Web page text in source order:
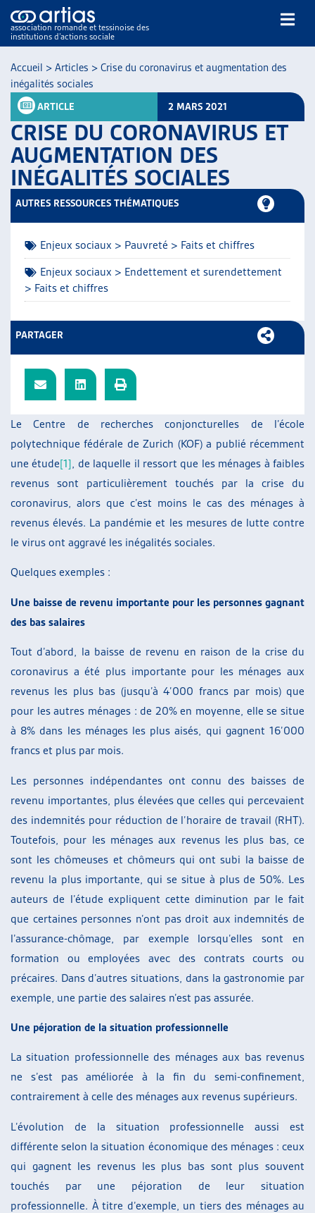
association romande et tessinoise des
institutions d’actions sociale
NOS PUBLICATIONS
ARTICLES
RESSOURCES
THÉMATIQUES
GUIDE SOCIAL ROMAND
ARTIAS
JOURNÉES D’AUTOMNE
Accueil > Articles > Crise du coronavirus et augmentation des
inégalités sociales
ARTICLE 2 MARS 2021
CRISE DU CORONAVIRUS ET
AUGMENTATION DES
INÉGALITÉS SOCIALES
Le Centre de recherches conjoncturelles de l’école
polytechnique fédérale de Zurich (KOF) a publié récemment
une étude[1], de laquelle il ressort que les ménages à faibles
revenus sont particulièrement touchés par la crise du
coronavirus, alors que c’est moins le cas des ménages à
revenus élevés. La pandémie et les mesures de lutte contre
le virus ont aggravé les inégalités sociales.
Quelques exemples :
Une baisse de revenu importante pour les personnes gagnant
des bas salaires
Tout d’abord, la baisse de revenu en raison de la crise du
coronavirus a été plus importante pour les ménages aux
revenus les plus bas (jusqu’à 4’000 francs par mois) que
pour les autres ménages : de 20% en moyenne, elle se situe
à 8% dans les ménages les plus aisés, qui gagnent 16’000
francs et plus par mois.
Les personnes indépendantes ont connu des baisses de
revenu importantes, plus élevées que celles qui percevaient
des indemnités pour réduction de l’horaire de travail (RHT).
Toutefois, pour les ménages aux revenus les plus bas, ce
sont les chômeuses et chômeurs qui ont subi la baisse de
revenu la plus importante, qui se situe à plus de 50%. Les
auteurs de l’étude expliquent cette diminution par le fait
que certaines personnes n’ont pas droit aux indemnités de
l’assurance-chômage, par exemple lorsqu’elles sont en
formation ou employées avec des contrats courts ou
précaires. Dans d’autres situations, dans la gastronomie par
exemple, une partie des salaires n’est pas assurée.
Une péjoration de la situation professionnelle
La situation professionnelle des ménages aux bas revenus
ne s’est pas améliorée à la fin du semi-confinement,
contrairement à celle des ménages aux revenus supérieurs.
L’évolution de la situation professionnelle aussi est
différente selon la situation économique des ménages : ceux
qui gagnent les revenus les plus bas sont plus souvent
touchés par une péjoration de leur situation
professionnelle. À titre d’exemple, un tiers des ménages au
AUTRES RESSOURCES THÉMATIQUES
Enjeux sociaux > Pauvreté > Faits et chiffres
Enjeux sociaux > Endettement et surendettement
> Faits et chiffres
PARTAGER